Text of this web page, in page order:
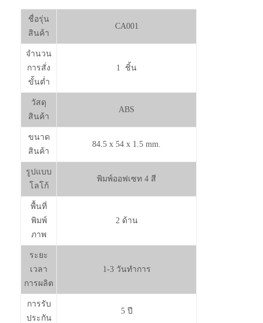
ชื่อรุ่น
สินค้า
CA001
จำนวน
การสั่ง
ขั้นต่ำ
1 ชิ้น
วัสดุ
สินค้า
ABS
ขนาด
สินค้า
84.5 x 54 x 1.5 mm.
รูปแบบ
โลโก้
พิมพ์ออฟเซท 4 สี
พื้นที่
พิมพ์
ภาพ
2 ด้าน
ระยะ
เวลา
การผลิต
1-3 วันทำการ
การรับ
ประกัน
5 ปี